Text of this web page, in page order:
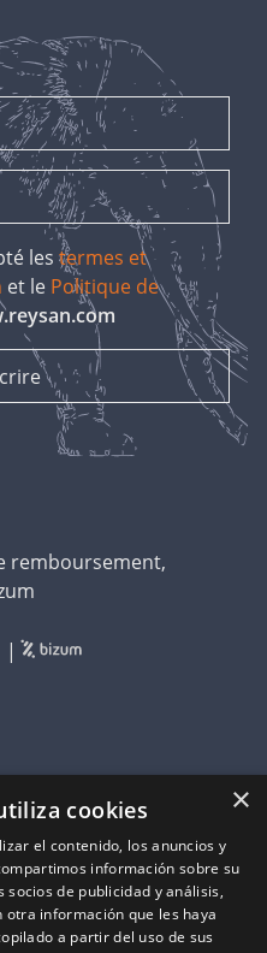
lestermes et
et le Politique de
remboursement,
×
cookies
el contenido, los anuncios y
información sobre su
de publicidad y análisis,
información que les haya
a partir del uso de sus